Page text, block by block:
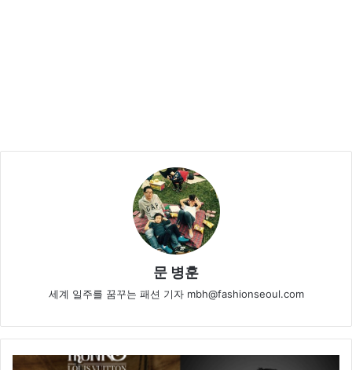
문 병훈
세계 일주를 꿈꾸는 패션 기자 mbh@fashionseoul.com
레